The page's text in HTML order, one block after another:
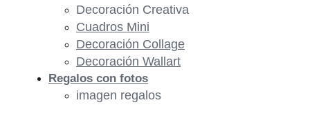
Decoración Creativa
Cuadros Mini
Decoración Collage
Decoración Wallart
Regalos con fotos
imagen regalos